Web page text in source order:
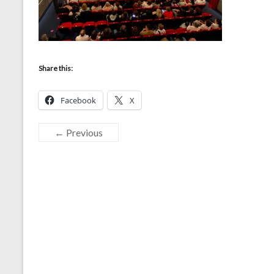
Share this:
Facebook X
← Previous